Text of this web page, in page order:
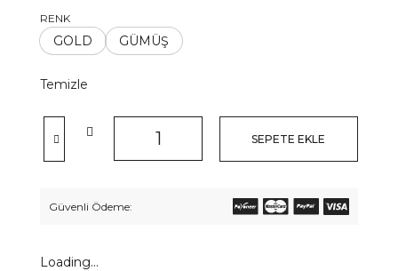
RENK
GOLD GÜMÜŞ
Temizle
SEPETE EKLE
Güvenli Ödeme:
Loading...